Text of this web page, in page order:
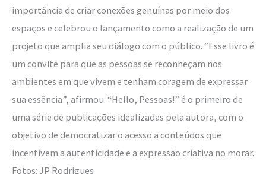
importância de criar conexões genuínas por meio dos
espaços e celebrou o lançamento como a realização de um
projeto que amplia seu diálogo com o público. “Esse livro é
um convite para que as pessoas se reconheçam nos
ambientes em que vivem e tenham coragem de expressar
sua essência”, afirmou. “Hello, Pessoas!” é o primeiro de
uma série de publicações idealizadas pela autora, com o
objetivo de democratizar o acesso a conteúdos que
incentivem a autenticidade e a expressão criativa no morar.
Fotos: JP Rodrigues